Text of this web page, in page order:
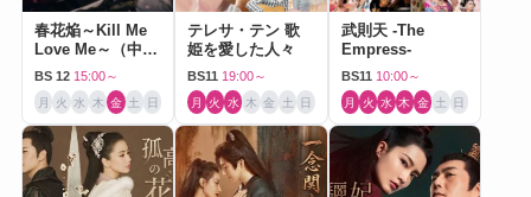
春花焔～Kill Me
Love Me～（中国
ドラマ）
BS 12 15:00～
月 火 水 木 金 土 日
テレサ・テン 歌
姫を愛した人々
BS11 19:00～
月 火 水 木 金 土 日
武則天 -The
Empress-
BS11 10:00～
月 火 水 木 金 土 日